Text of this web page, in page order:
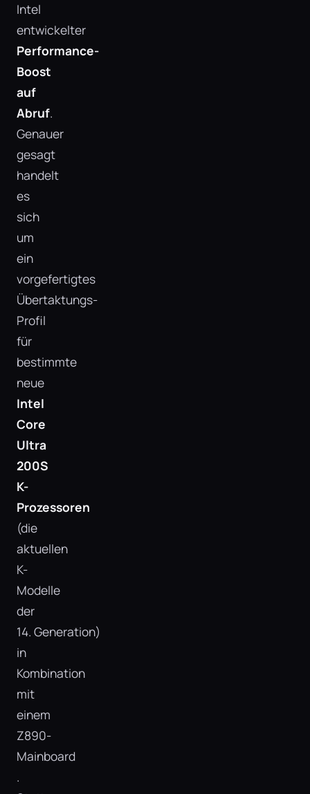
Intel
entwickelter
Performance-
Boost
auf
Abruf.
Genauer
gesagt
handelt
es
sich
um
ein
vorgefertigtes
Übertaktungs-
Profil
für
bestimmte
neue
Intel
Core
Ultra
200S
K-
Prozessoren
(die
aktuellen
K-
Modelle
der
14. Generation)
in
Kombination
mit
einem
Z890-
Mainboard​
.